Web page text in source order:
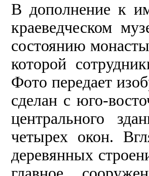
В дополнение к
краеведческом
состоянию
которой
Фото передает
сделан с юго-
центрального
четырех окон.
деревянных